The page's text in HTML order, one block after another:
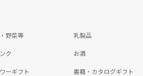
野菜等 乳製品
ク お酒
ーギフト 書籍・カタログギフト